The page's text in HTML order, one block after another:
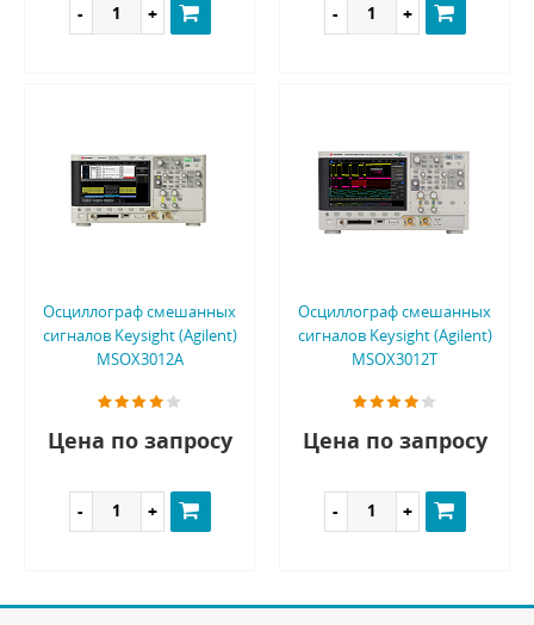
Осциллограф смешанных
сигналов Keysight (Agilent)
MSOX3012A
Цена по запросу
Осциллограф смешанных
сигналов Keysight (Agilent)
MSOX3012T
Цена по запросу